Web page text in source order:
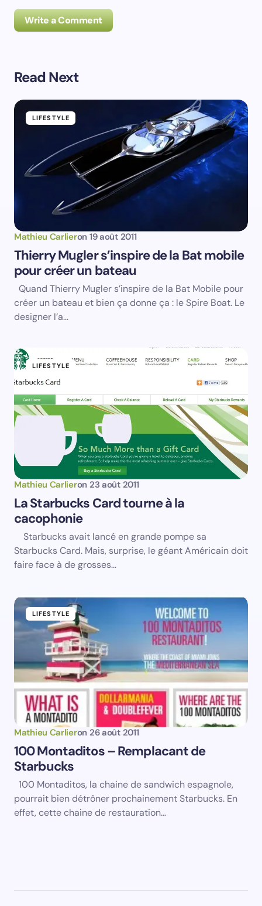
Write a Comment
Votre adresse e-mail ne sera pas publiée.
Les
champs obligatoires sont indiqués avec
Your Comment *
Email *
Save my name and email in this browser for the
next time I comment.
Prévenez-moi de tous les nouveaux commentaires par
e-mail.
Prévenez-moi de tous les nouveaux articles par e-
mail.
Submit Comment
Read Next
LIFESTYLE
Mathieu Carlieron 19 août 2011
Thierry Mugler s’inspire de la Bat mobile
pour créer un bateau
Quand Thierry Mugler s’inspire de la Bat Mobile pour
créer un bateau et bien ça donne ça : le Spire Boat. Le
designer l’a…
LIFESTYLE
Mathieu Carlieron 23 août 2011
La Starbucks Card tourne à la
cacophonie
Starbucks avait lancé en grande pompe sa
Starbucks Card. Mais, surprise, le géant Américain doit
faire face à de grosses…
LIFESTYLE
Mathieu Carlieron 26 août 2011
100 Montaditos – Remplacant de
Starbucks
100 Montaditos, la chaine de sandwich espagnole,
pourrait bien détrôner prochainement Starbucks. En
effet, cette chaine de restauration…